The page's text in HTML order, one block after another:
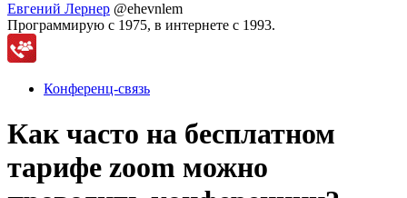
Евгений Лернер @ehevnlem
Программирую с 1975, в интернете с 1993.
Конференц-связь
Как часто на бесплатном
тарифе zoom можно